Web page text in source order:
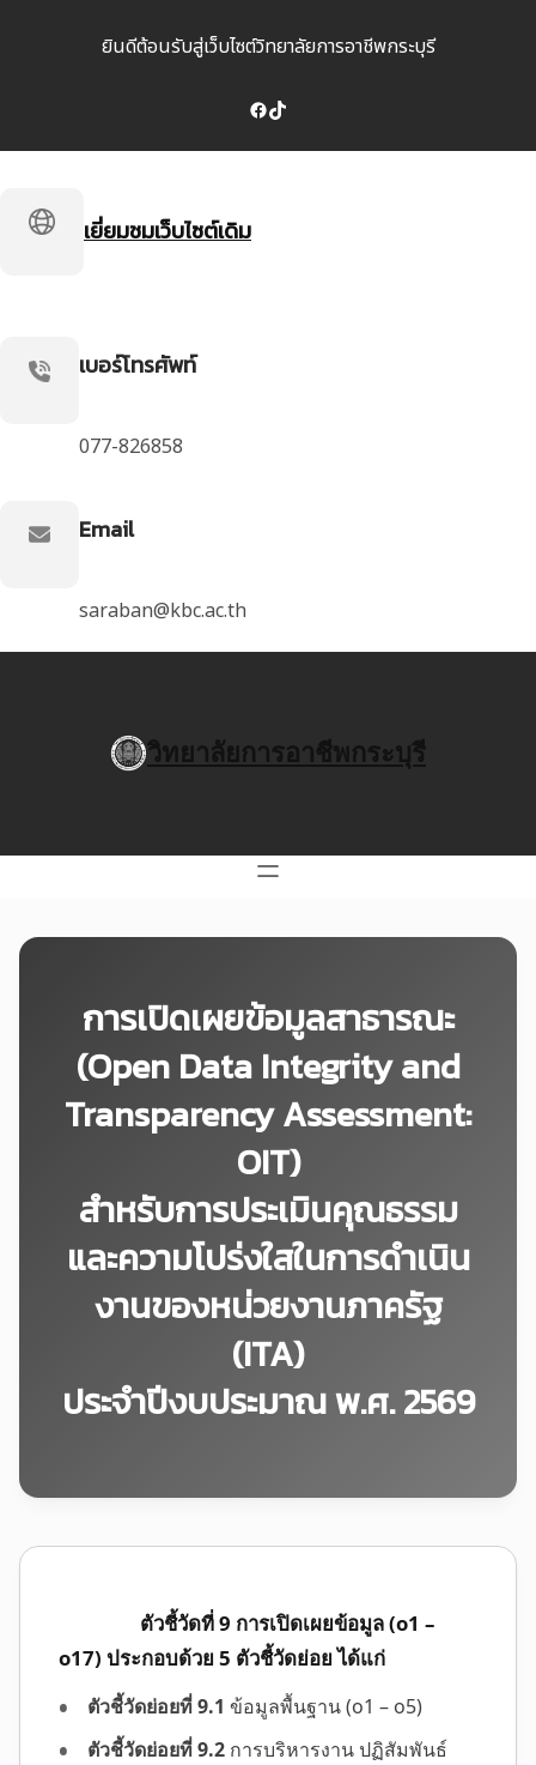
ยินดีต้อนรับสู่เว็บไซต์วิทยาลัยการอาชีพกระบุรี
Facebook TikTok
เยี่ยมชมเว็บไซต์เดิม
เบอร์โทรศัพท์
077-826858
Email
saraban@kbc.ac.th
วิทยาลัยการอาชีพกระบุรี
การเปิดเผยข้อมูลสาธารณะ
(Open Data Integrity and
Transparency Assessment:
OIT)
สำหรับการประเมินคุณธรรม
และความโปร่งใสในการดำเนิน
งานของหน่วยงานภาครัฐ
(ITA)
ประจำปีงบประมาณ พ.ศ. 2569
ตัวชี้วัดที่ 9 การเปิดเผยข้อมูล (o1 –
o17) ประกอบด้วย 5 ตัวชี้วัดย่อย ได้แก่
ตัวชี้วัดย่อยที่ 9.1 ข้อมูลพื้นฐาน (o1 – o5)
ตัวชี้วัดย่อยที่ 9.2 การบริหารงาน ปฏิสัมพันธ์